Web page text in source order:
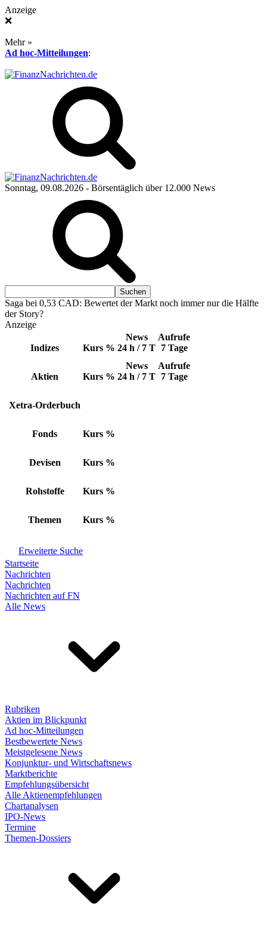
Anzeige
❌
Mehr »
Ad hoc-Mitteilungen:
Sonntag, 09.08.2026 - Börsentäglich über 12.000 News
Saga bei 0,53 CAD: Bewertet der Markt noch immer nur die Hälfte
der Story?
Anzeige
Indizes Kurs %
News
24 h / 7 T
Aufrufe
7 Tage
Aktien Kurs %
News
24 h / 7 T
Aufrufe
7 Tage
Xetra-Orderbuch
Fonds Kurs %
Devisen Kurs %
Rohstoffe Kurs %
Themen Kurs %
Erweiterte Suche
Startseite
Nachrichten
Nachrichten
Nachrichten auf FN
Alle News
Rubriken
Aktien im Blickpunkt
Ad hoc-Mitteilungen
Bestbewertete News
Meistgelesene News
Konjunktur- und Wirtschaftsnews
Marktberichte
Empfehlungsübersicht
Alle Aktienempfehlungen
Chartanalysen
IPO-News
Termine
Themen-Dossiers